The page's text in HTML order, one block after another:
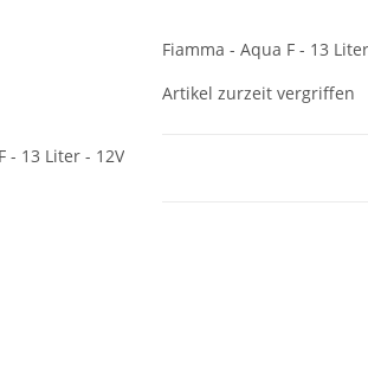
Fiamma - Aqua F - 13 Liter
Artikel zurzeit vergriffen